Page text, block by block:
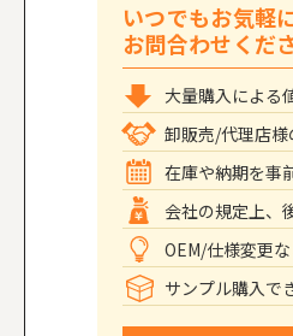
いつでもお気軽
お問合わせくだ
大量購入による
卸販売/代理店
在庫や納期を事
会社の規定上、
OEM/仕様変更
サンプル購入で